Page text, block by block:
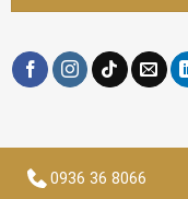
Designed by
0936 36 8066